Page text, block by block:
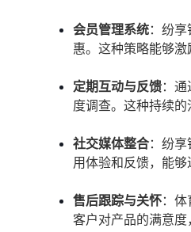
会员管理系统：纷
惠。这种策略能够激
定期互动与反馈：
度调查。这种持续的
社交媒体整合：纷
用体验和反馈，能够
售后跟踪与关怀：
客户对产品的满意度